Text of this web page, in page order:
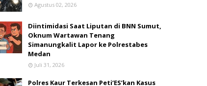
Agustus 02, 2026
Diintimidasi Saat Liputan di BNN Sumut,
Oknum Wartawan Tenang
Simanungkalit Lapor ke Polrestabes
Medan
Juli 31, 2026
Polres Kaur Terkesan Peti‘ES’kan Kasus